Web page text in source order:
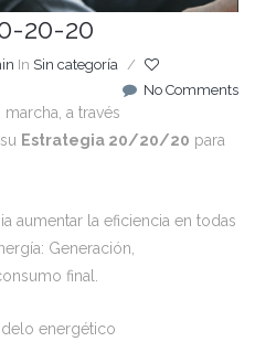
20-20
In Sin categoría /
No Comments
a través
Estrategia 20/20/20 para
aumentar la eficiencia en todas
Generación,
final.
energético